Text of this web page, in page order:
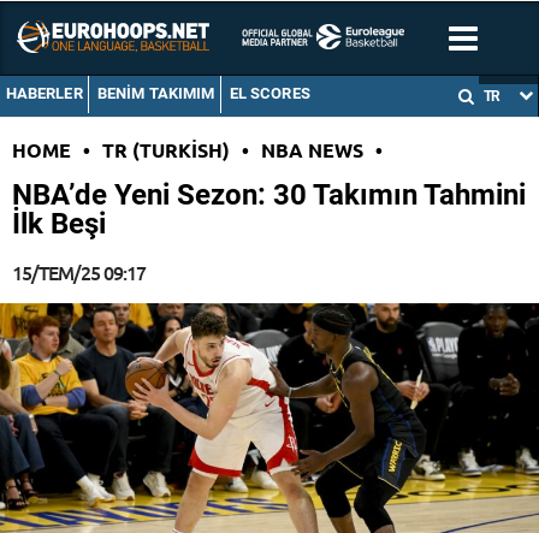
HABERLER BENIM TAKIMIM EL SCORES TR
HOME • TR (TURKISH) • NBA NEWS •
NBA’de Yeni Sezon: 30 Takımın Tahmini
İlk Beşi
15/TEM/25 09:17